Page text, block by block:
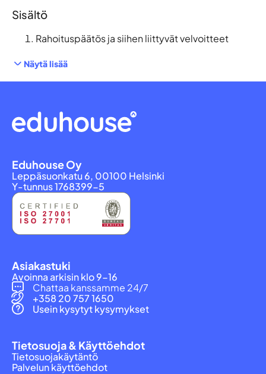
Sisältö
Rahoituspäätös ja siihen liittyvät velvoitteet
Näytä lisää
Eduhouse Oy
Leppäsuonkatu 6, 00100 Helsinki
Y-tunnus 1768399-5
Asiakastuki
Avoinna arkisin klo 9-16
Chattaa kanssamme 24/7
+358 20 757 1650
Usein kysytyt kysymykset
Tietosuoja & Käyttöehdot
Tietosuojakäytäntö
Palvelun käyttöehdot